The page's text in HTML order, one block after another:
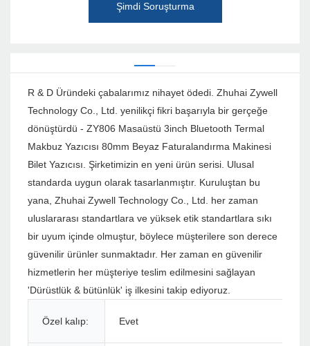
Şimdi Soruşturma
R & D Üründeki çabalarımız nihayet ödedi. Zhuhai Zywell
Technology Co., Ltd. yenilikçi fikri başarıyla bir gerçeğe
dönüştürdü - ZY806 Masaüstü 3inch Bluetooth Termal
Makbuz Yazıcısı 80mm Beyaz Faturalandırma Makinesi
Bilet Yazıcısı. Şirketimizin en yeni ürün serisi. Ulusal
standarda uygun olarak tasarlanmıştır. Kuruluştan bu
yana, Zhuhai Zywell Technology Co., Ltd. her zaman
uluslararası standartlara ve yüksek etik standartlara sıkı
bir uyum içinde olmuştur, böylece müşterilere son derece
güvenilir ürünler sunmaktadır. Her zaman en güvenilir
hizmetlerin her müşteriye teslim edilmesini sağlayan
'Dürüstlük & bütünlük' iş ilkesini takip ediyoruz.
Özel kalıp: Evet